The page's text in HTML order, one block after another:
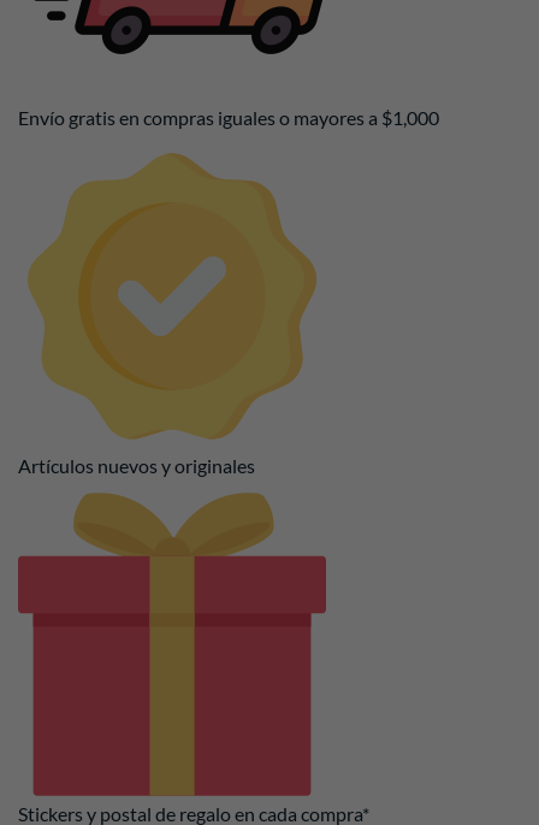
Envío gratis en compras iguales o mayores a $1,000
Artículos nuevos y originales
Stickers y postal de regalo en cada compra*